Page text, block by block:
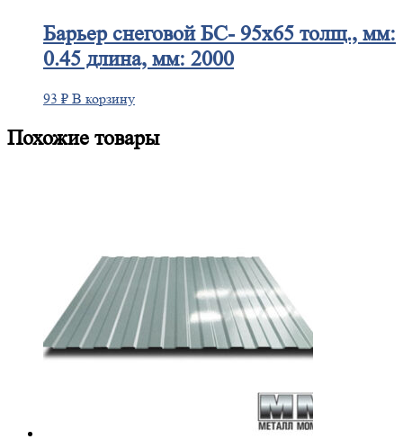
Барьерснеговой БС- 95х65 толщ., мм:
0.45 длина, мм: 2000
93 ₽ В корзину
Похожие товары